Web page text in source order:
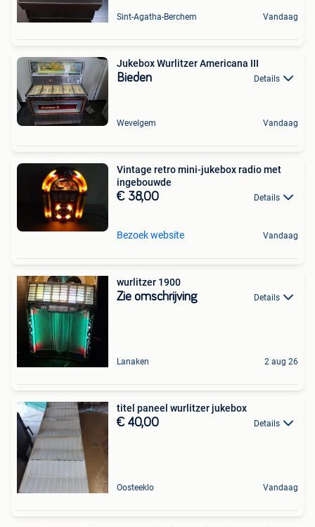
Sint-Agatha-Berchem Vandaag
Jukebox Wurlitzer Americana III
Bieden Details
Wevelgem Vandaag
Vintage retro mini-jukebox radio met
ingebouwde
€ 38,00 Details
Bezoek website Vandaag
wurlitzer 1900
Zie omschrijving Details
Lanaken 2 aug 26
titel paneel wurlitzer jukebox
€ 40,00 Details
Oosteeklo Vandaag